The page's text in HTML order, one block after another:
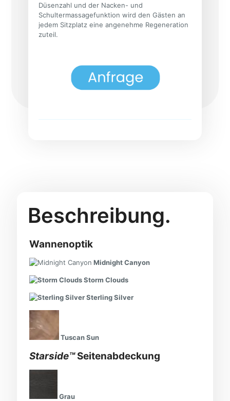
Düsenzahl und der Nacken- und
Schultermassagefunktion wird den Gästen an
jedem Sitzplatz eine angenehme Regeneration
zuteil.
Beschreibung.
Wannenoptik
Midnight Canyon
Storm Clouds
Sterling Silver
Tuscan Sun
Starside™Seitenabdeckung
Grau